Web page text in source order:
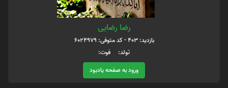
رضا رضایی
بازدید: 403 - کد متوفی: 6024979
تولد: فوت:
ورود به صفحه یادبود